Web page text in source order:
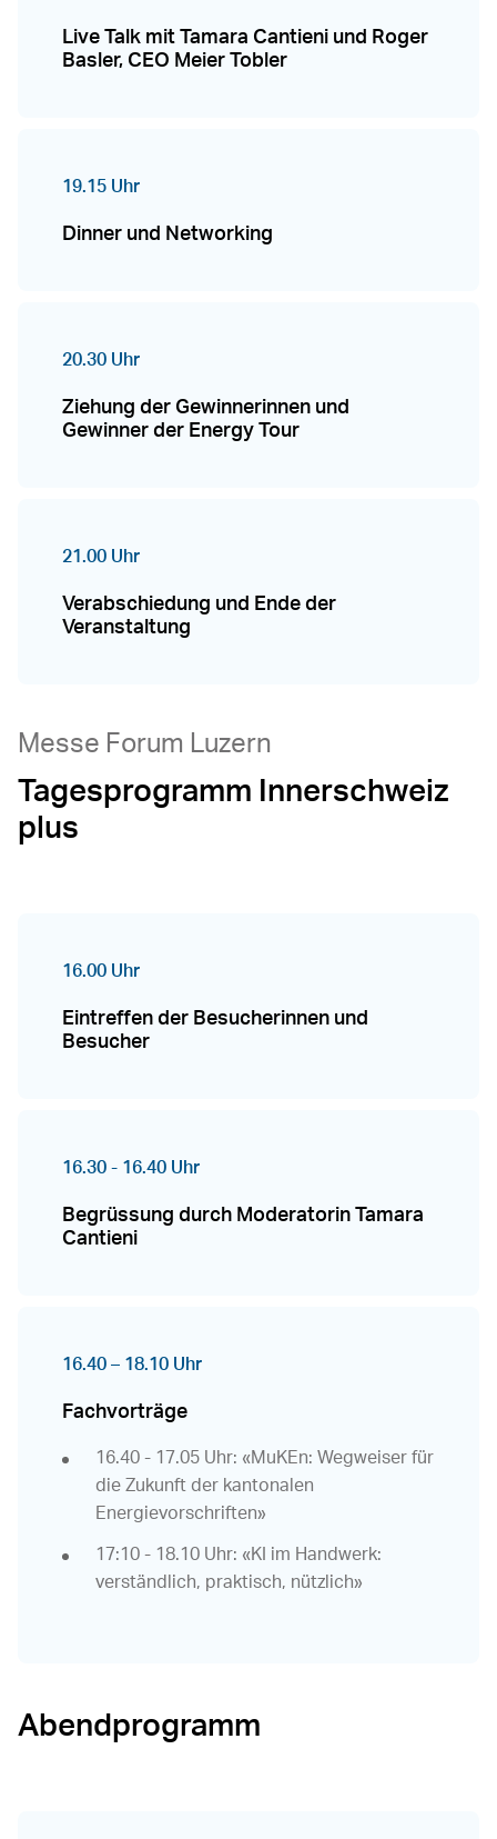
Live Talk mit Tamara Cantieni und Roger
Basler, CEO Meier Tobler
19.15 Uhr
Dinner und Networking
20.30 Uhr
Ziehung der Gewinnerinnen und
Gewinner der Energy Tour
21.00 Uhr
Verabschiedung und Ende der
Veranstaltung
Messe Forum Luzern
Tagesprogramm Innerschweiz
plus
16.00 Uhr
Eintreffen der Besucherinnen und
Besucher
16.30 - 16.40 Uhr
Begrüssung durch Moderatorin Tamara
Cantieni
16.40 – 18.10 Uhr
Fachvorträge
16.40 - 17.05 Uhr: «MuKEn: Wegweiser für
die Zukunft der kantonalen
Energievorschriften»
17:10 - 18.10 Uhr: «KI im Handwerk:
verständlich, praktisch, nützlich»
Abendprogramm